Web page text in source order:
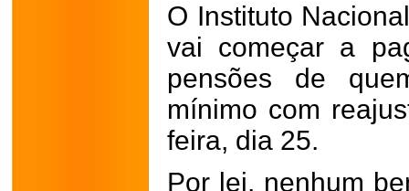
O Instituto
vai começar a
pensões de
mínimo com
feira, dia 25.
Por lei, nenhum